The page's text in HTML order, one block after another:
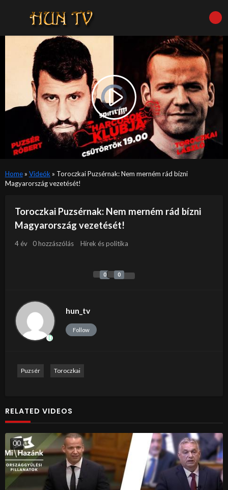
Video
Player
is
loading.Play
Video
Home» Videók » Toroczkai Puzsérnak: Nem merném rád bízni
Magyarország vezetését!
Toroczkai Puzsérnak: Nem merném rád bízni
Magyarország vezetését!
4 év 0 hozzászólás Hírek és politika
0 0
hun_tv
Follow
Puzsér Toroczkai
RELATED VIDEOS
00